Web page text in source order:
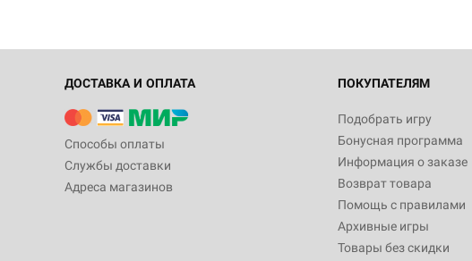
ДОСТАВКА И ОПЛАТА
Способы оплаты
Службы доставки
Адреса магазинов
ПОКУПАТЕЛЯМ
Подобрать игру
Бонусная программа
Информация о заказе
Возврат товара
Помощь с правилами
Архивные игры
Товары без скидки